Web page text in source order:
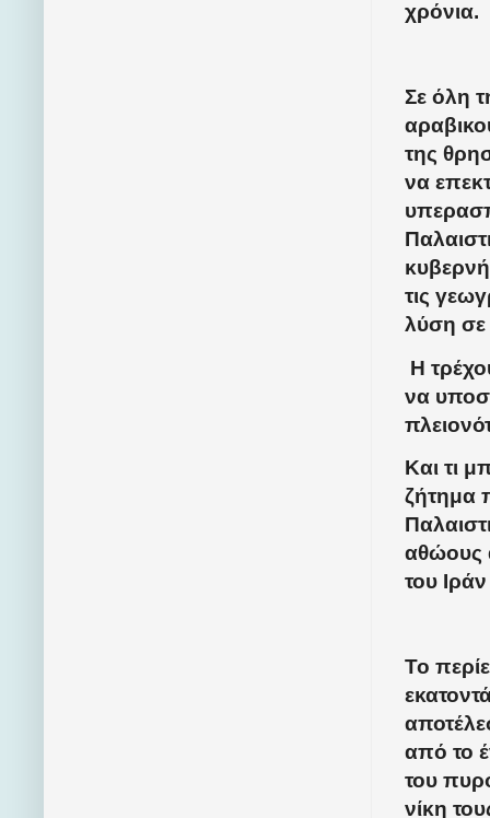
χρόνια.
Σε όλη
της
να
τις
λύση σε
Η
να
Και τι
ζήτημα
αθώους
του
Το
από το
του
νίκη